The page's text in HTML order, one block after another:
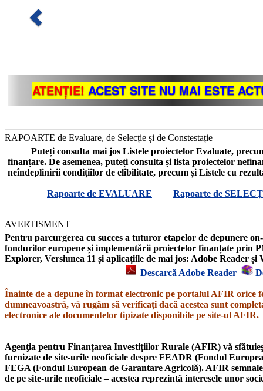
RAPOARTE de Evaluare, de Selecție și de Constestație
Puteți consulta mai jos Listele proiectelor Evaluate,
finanțare. De asemenea, puteți consulta și lista proiectelor
neîndeplinirii condițiilor de elibilitate, precum și Listele cu
Rapoarte de EVALUARE Rapoarte de
AVERTISMENT
Pentru parcurgerea cu succes a tuturor etapelor de depunere
fondurilor europene și implementării proiectelor finanțate prin
Explorer, Versiunea 11 și aplicațiile de mai jos: Adobe Reader și
Descarcă Adobe Reader
Înainte de a depune în format electronic pe portalul AFIR orice
dumneavoastră, vă rugăm să verificați dacă acestea sunt
electronice ale documentelor tipizate disponibile pe site-ul AFIR.
Agenţia pentru Finanțarea Investițiilor Rurale (AFIR) vă
furnizate de site-urile neoficiale despre FEADR (Fondul
FEGA (Fondul European de Garantare Agricolă). AFIR
de pe site-urile neoficiale – acestea reprezintă interesele unor